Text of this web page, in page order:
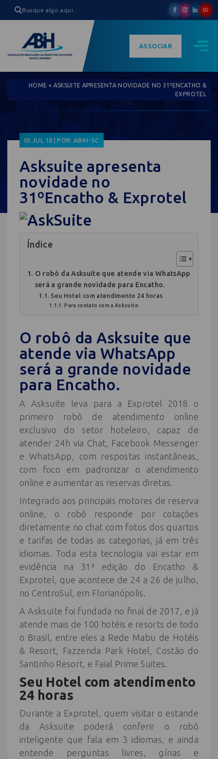
ASSOCIAR
HOME » ASKSUITE APRESENTA NOVIDADE NO 31ºENCATHO &
EXPROTEL
05.JUL.18 | POR: ABIH-SC
Asksuite apresenta
novidade no
31ºEncatho & Exprotel
Índice
O robô da Asksuite que atende via WhatsApp
será a grande novidade para Encatho.
Seu Hotel com atendimento 24 horas
Para contato com a Asksuite:
O robô da Asksuite que
atende via WhatsApp
será a grande novidade
para Encatho.
A Asksuite leva para a Exprotel 2018 o
primeiro robô de atendimento online
exclusivo do setor hoteleiro, capaz de
atender 24h via Chat, Facebook Messenger
e WhatsApp, com respostas instantâneas,
com foco em padronizar o atendimento
online e aumentar as reservas diretas.
Integrado aos principais motores de reserva
online, o robô responde por cotações
diretamente no chat com fotos dos quartos
e tarifas de todas as categorias, já em três
idiomas. Toda esta tecnologia vai estar em
evidência na 31ª edição do Encatho &
Exprotel, que acontece de 24 a 26 de julho,
no CentroSul, em Florianópolis.
A Asksuite foi fundada no final de 2017, e já
atende mais de 100 hotéis e resorts de todo
o Brasil, entre eles a Rede Mabu de Hotéis
& Resort, Fazzenda Park Hotel, Costão do
Santinho Resort, e Faial Prime Suites.
Seu Hotel com atendimento
24 horas
Durante a Exprotel, quem visitar o estande
da Asksuite poderá conferir o robô
inteligente que fala em 3 idiomas, e ainda
entende perguntas livres, gírias e